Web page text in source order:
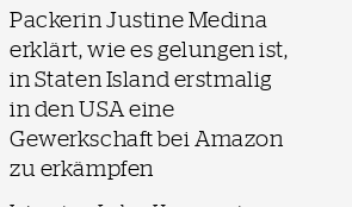
Packerin Justine Medina
erklärt, wie es gelungen ist,
in Staten Island erstmalig
in den USA eine
Gewerkschaft bei Amazon
zu erkämpfen